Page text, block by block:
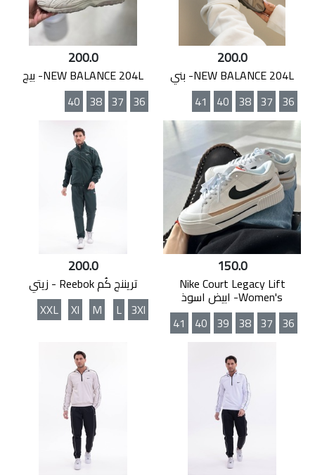
200.0
NEW BALANCE 204L- بني
36
37
38
40
41
200.0
NEW BALANCE 204L- بيج
36
37
38
40
150.0
Nike Court Legacy Lift
Women's- ابيض اسوذ
36
37
38
39
40
41
200.0
تريننج كُم Reebok - زيتي
3Xl
L
M
Xl
XXL